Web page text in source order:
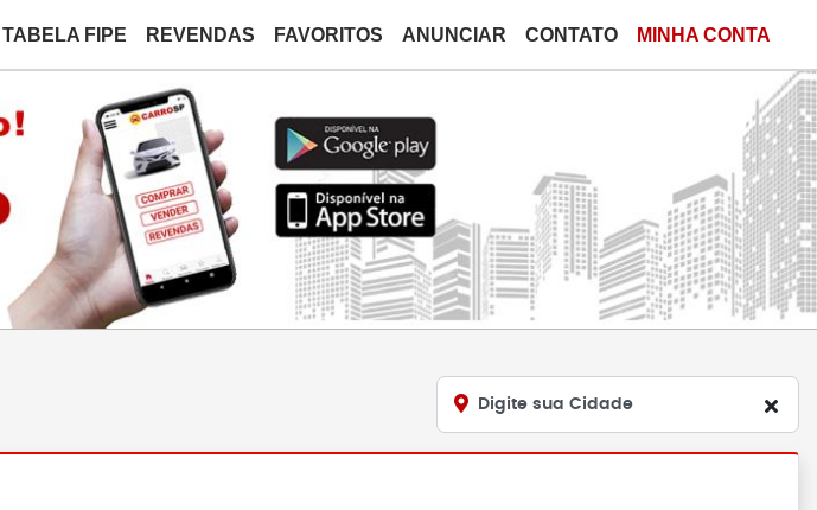
TABELA FIPE REVENDAS FAVORITOS ANUNCIAR CONTATO MINHA CONTA
Digite sua Cidade